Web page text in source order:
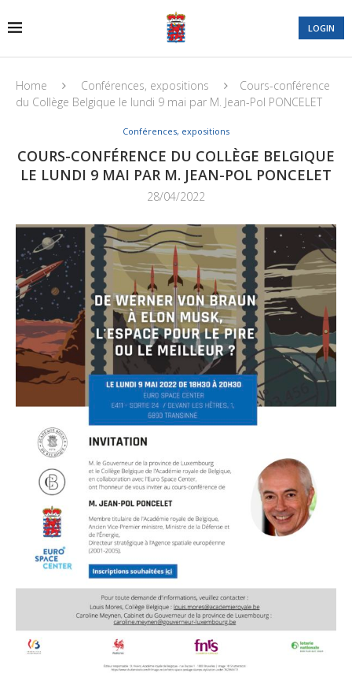
LOGIN
Home Conférences, expositions
Cours-conférence
du Collège Belgique le lundi 9 mai par M. Jean-Pol PONCELET
Conférences, expositions
COURS-CONFÉRENCE DU COLLÈGE BELGIQUE
LE LUNDI 9 MAI PAR M. JEAN-POL PONCELET
28/04/2022